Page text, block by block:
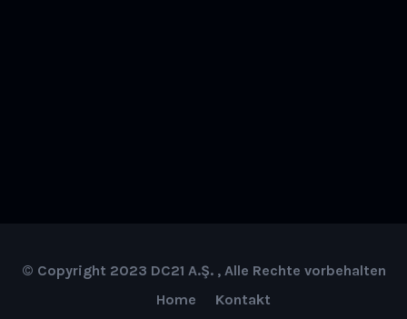
© Copyright 2023 DC21 A.Ş. , Alle Rechte vorbehalten
Home
Kontakt